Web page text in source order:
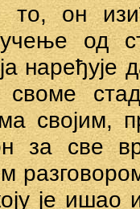
то, он
од
својим,
за све
је ишао